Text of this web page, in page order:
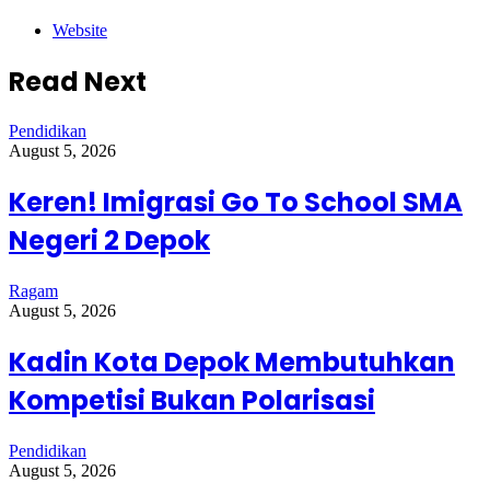
Website
Read Next
Pendidikan
August 5, 2026
Keren! Imigrasi Go To School SMA
Negeri 2 Depok
Ragam
August 5, 2026
Kadin Kota Depok Membutuhkan
Kompetisi Bukan Polarisasi
Pendidikan
August 5, 2026